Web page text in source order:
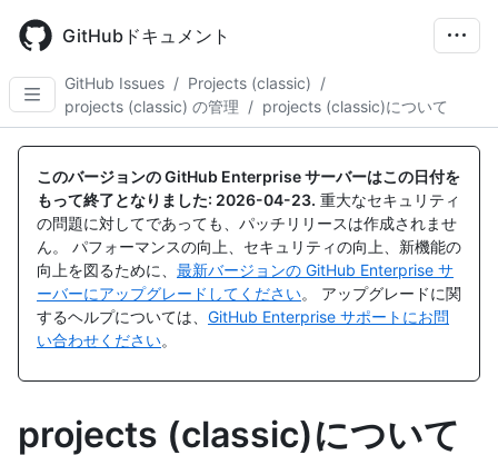
main
content
GitHubドキュメント
GitHub Issues / Projects (classic) /
projects (classic) の管理 / projects (classic)について
このバージョンの GitHub Enterprise サーバーはこの日付を
もって終了となりました: 2026-04-23. 重大なセキュリティ
の問題に対してであっても、パッチリリースは作成されませ
ん。 パフォーマンスの向上、セキュリティの向上、新機能の
向上を図るために、 最新バージョンの GitHub Enterprise サ
ーバーにアップグレードしてください。 アップグレードに関
するヘルプについては、 GitHub Enterprise サポートにお問
い合わせください。
projects (classic)について